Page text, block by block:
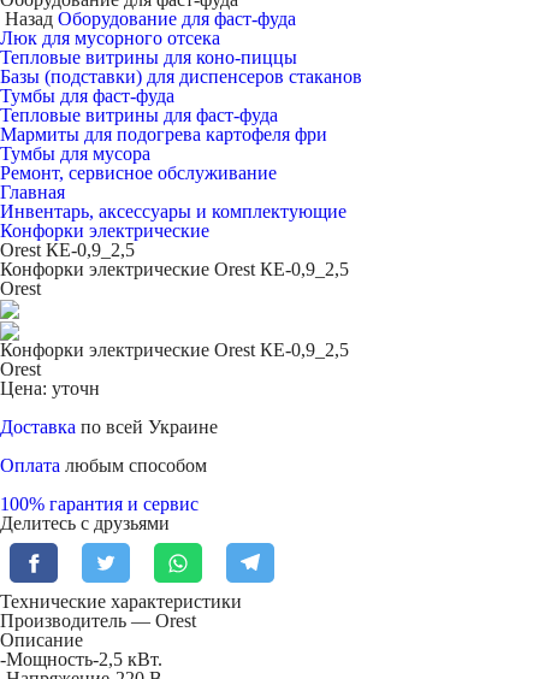
Назад Оборудование для фаст-фуда
Люк для мусорного отсека
Тепловые витрины для коно-пиццы
Базы (подставки) для диспенсеров стаканов
Тумбы для фаст-фуда
Тепловые витрины для фаст-фуда
Мармиты для подогрева картофеля фри
Тумбы для мусора
Ремонт, сервисное обслуживание
Главная
Инвентарь, аксессуары и комплектующие
Конфорки электрические
Orest КЕ-0,9_2,5
Конфорки электрические Orest КЕ-0,9_2,5
Orest
Конфорки электрические Orest КЕ-0,9_2,5
Orest
Цена: уточн
Доставка по всей Украине
Оплата любым способом
100% гарантия и сервис
Делитесь с друзьями
Технические характеристики
Производитель — Orest
Описание
-Мощность-2,5 кВт.